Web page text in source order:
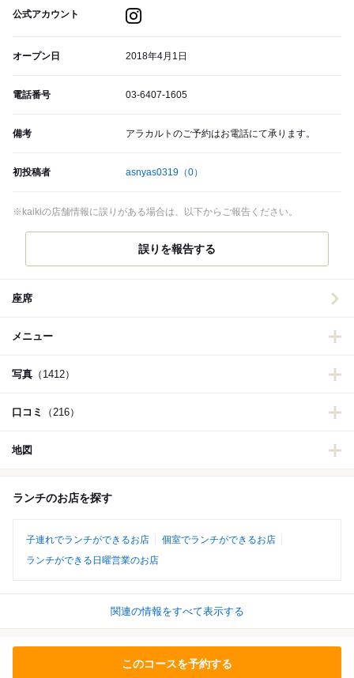
公式アカウント
オープン日 2018年4月1日
電話番号 03-6407-1605
備考 アラカルトのご予約はお電話にて承ります。
初投稿者 asnyas0319 （0）
※kaikiの店舗情報に誤りがある場合は、以下からご報告ください。
誤りを報告する
座席
メニュー
写真 （1412）
口コミ （216）
地図
ランチのお店を探す
子連れでランチができるお店
個室でランチができるお店
ランチができる日曜営業のお店
関連の情報をすべて表示する
このコースを予約する